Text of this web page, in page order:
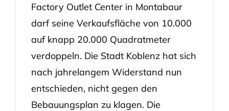
Factory Outlet Center in Montabaur
darf seine Verkaufsfläche von 10.000
auf knapp 20.000 Quadratmeter
verdoppeln. Die Stadt Koblenz hat sich
nach jahrelangem Widerstand nun
entschieden, nicht gegen den
Bebauungsplan zu klagen. Die